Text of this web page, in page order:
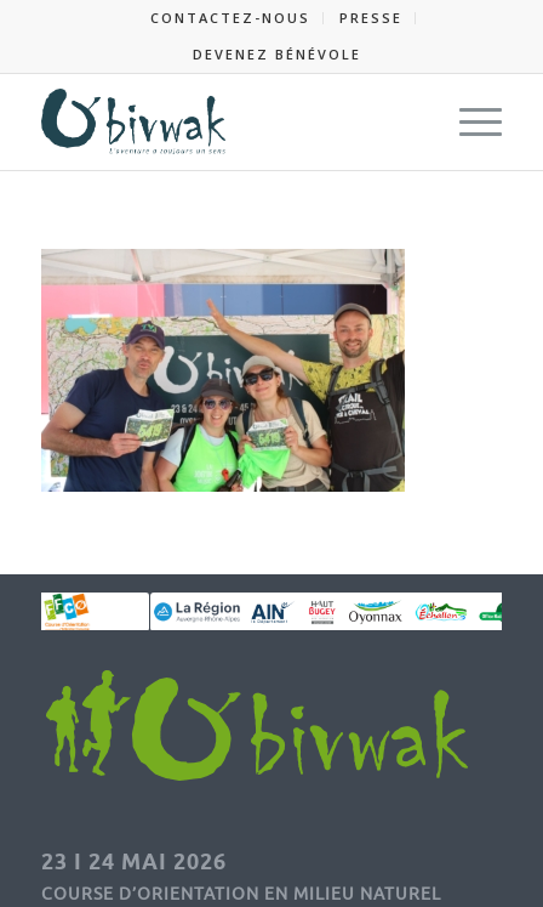
CONTACTEZ-NOUS
PRESSE
DEVENEZ BÉNÉVOLE
23 I 24 MAI 2026
COURSE D’ORIENTATION EN MILIEU NATUREL